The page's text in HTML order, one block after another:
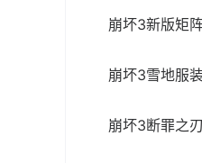
崩坏3新版矩
崩坏3雪地服
崩坏3断罪之